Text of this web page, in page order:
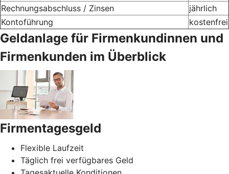
Rechnungsabschluss / Zinsen
jährlich
Kontoführung
kostenfrei
Geldanlage für Firmenkundinnen und
Firmenkunden im Überblick
Firmentagesgeld
Flexible Laufzeit
Täglich frei verfügbares Geld